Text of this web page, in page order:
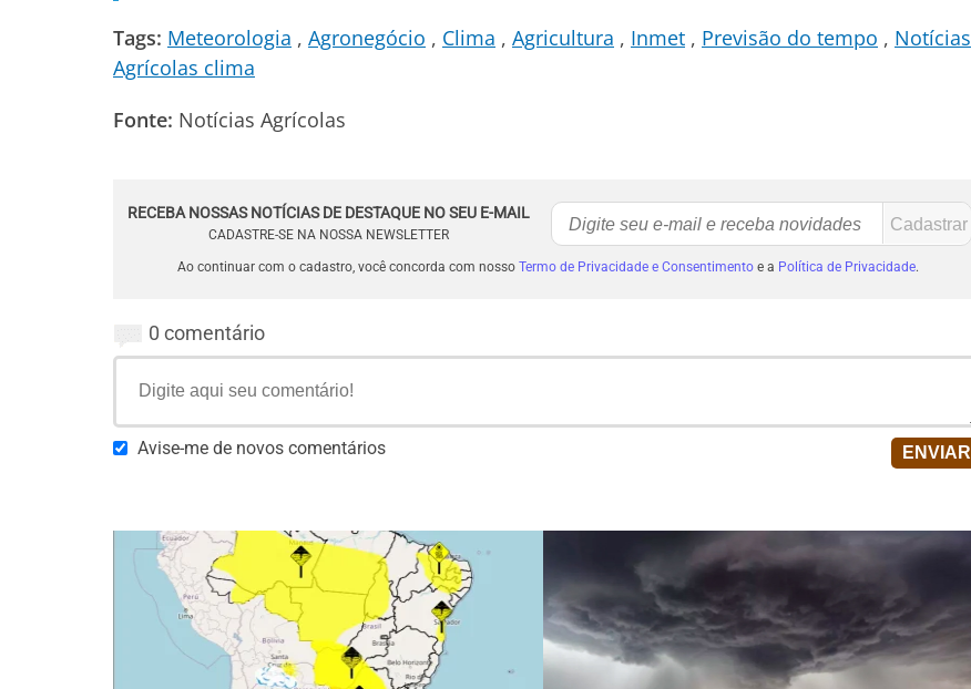
Tags: Meteorologia Agronegócio Clima Agricultura Inmet Previsão do tempo
Notícias
Agrícolas clima
Fonte: Notícias Agrícolas
RECEBA NOSSAS NOTÍCIAS DE DESTAQUE NO SEU E-MAIL
CADASTRE-SE NA NOSSA NEWSLETTER
Ao continuar com o cadastro, você concorda com nosso Termo de Privacidade e Consentimentoe a Política de Privacidade.
0 comentário
Avise-me de novos comentários